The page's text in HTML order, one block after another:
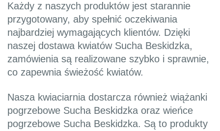
Każdy z naszych produktów jest starannie
przygotowany, aby spełnić oczekiwania
najbardziej wymagających klientów. Dzięki
naszej dostawa kwiatów Sucha Beskidzka,
zamówienia są realizowane szybko i sprawnie,
co zapewnia świeżość kwiatów.
Nasza kwiaciarnia dostarcza również wiążanki
pogrzebowe Sucha Beskidzka oraz wieńce
pogrzebowe Sucha Beskidzka. Są to produkty